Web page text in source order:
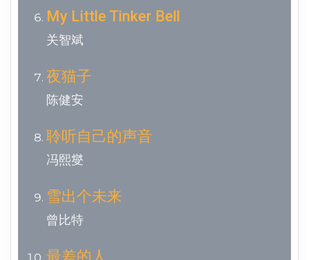
My Little Tinker Bell
关智斌
夜猫子
陈健安
聆听自己的声音
冯熙燮
雪出个未来
曾比特
最差的人